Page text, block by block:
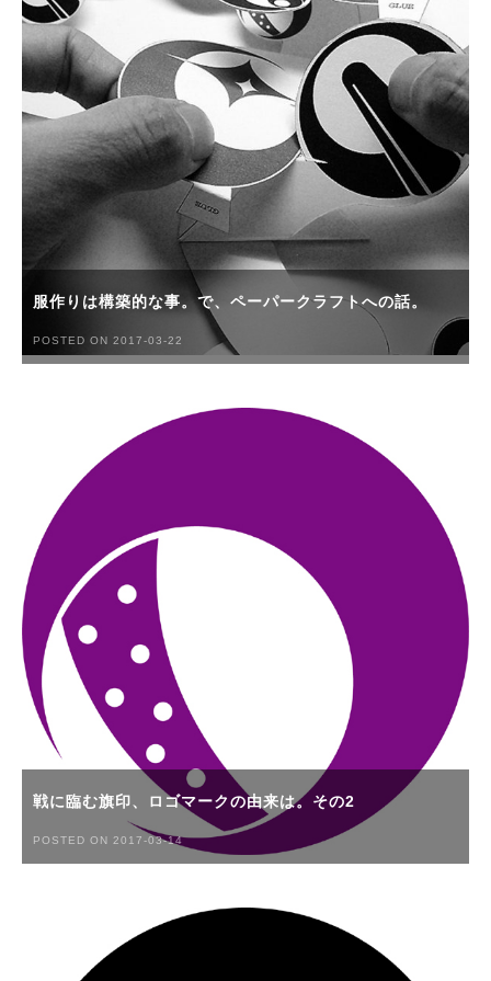
服作りは構築的な事。で、ペーパークラフトへの話。
POSTED ON 2017-03-22
戦に臨む旗印、ロゴマークの由来は。その2
POSTED ON 2017-03-14